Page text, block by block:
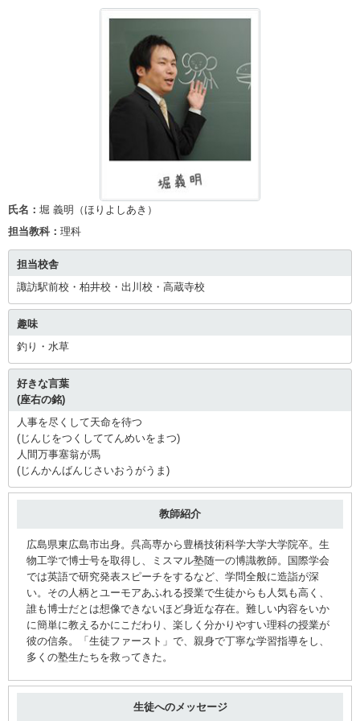
氏名： 堀 義明（ほりよしあき）
担当教科： 理科
担当校舎
諏訪駅前校・柏井校・出川校・高蔵寺校
趣味
釣り・水草
好きな言葉
(座右の銘)
人事を尽くして天命を待つ
(じんじをつくしててんめいをまつ)
人間万事塞翁が馬
(じんかんばんじさいおうがうま)
教師紹介
広島県東広島市出身。呉高専から豊橋技術科学大学大学院卒。生
物工学で博士号を取得し、ミスマル塾随一の博識教師。国際学会
では英語で研究発表スピーチをするなど、学問全般に造詣が深
い。その人柄とユーモアあふれる授業で生徒からも人気も高く、
誰も博士だとは想像できないほど身近な存在。難しい内容をいか
に簡単に教えるかにこだわり、楽しく分かりやすい理科の授業が
彼の信条。「生徒ファースト」で、親身で丁寧な学習指導をし、
多くの塾生たちを救ってきた。
生徒へのメッセージ